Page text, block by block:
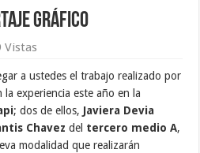
Gráfico
Vistas
a ustedes el trabajo realizado por
experiencia este año en la
; dos de ellos, Javiera Devia
Chavez del tercero medio A,
modalidad que realizarán